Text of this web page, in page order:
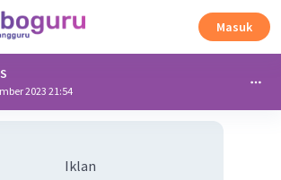
Masuk
2023 21:54
Iklan